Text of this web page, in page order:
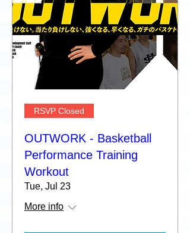
RSVP Closed
OUTWORK - Basketball
Performance Training
Workout
Tue, Jul 23
More info